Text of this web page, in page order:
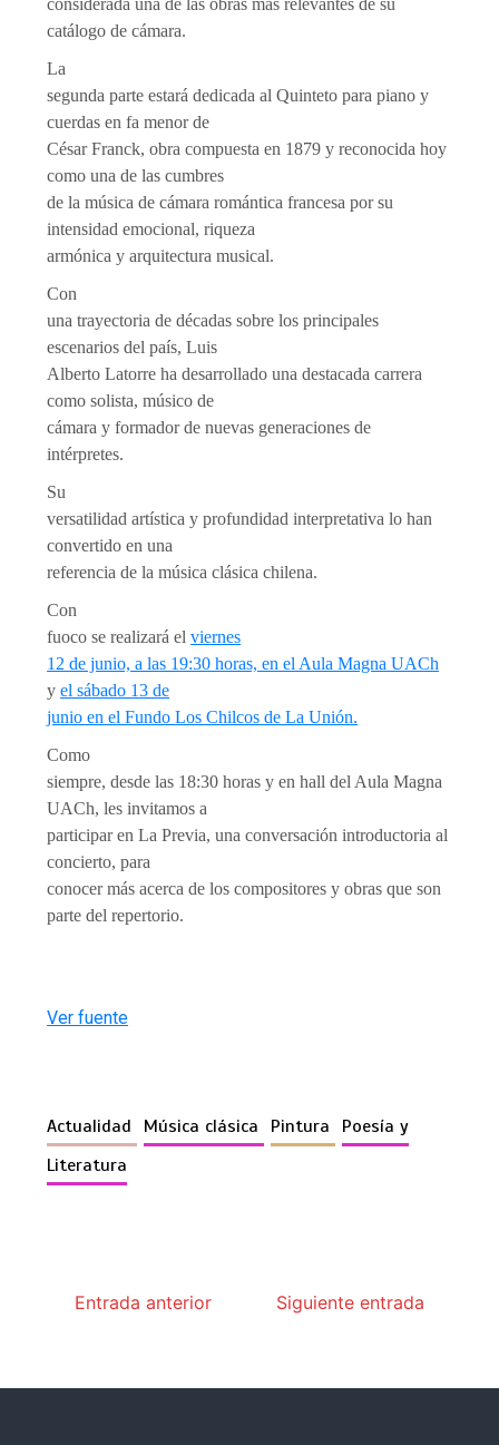
catálogo de cámara.
La
segunda parte estará dedicada al Quinteto para piano y
cuerdas en fa menor de
César Franck, obra compuesta en 1879 y reconocida hoy
como una de las cumbres
de la música de cámara romántica francesa por su
intensidad emocional, riqueza
armónica y arquitectura musical.
Con
una trayectoria de décadas sobre los principales
escenarios del país, Luis
Alberto Latorre ha desarrollado una destacada carrera
como solista, músico de
cámara y formador de nuevas generaciones de
intérpretes.
Su
versatilidad artística y profundidad interpretativa lo han
convertido en una
referencia de la música clásica chilena.
Con
fuoco se realizará elviernes
12 de junio, a las 19:30 horas, en el Aula Magna UACh
yel sábado 13 de
junio en el Fundo Los Chilcos de La Unión.
Como
siempre, desde las 18:30 horas y en hall del Aula Magna
UACh, les invitamos a
participar en La Previa, una conversación introductoria al
concierto, para
conocer más acerca de los compositores y obras que son
parte del repertorio.
Ver fuente
Actualidad Música clásica Pintura
Poesía y
Literatura
Entrada anterior Siguiente entrada